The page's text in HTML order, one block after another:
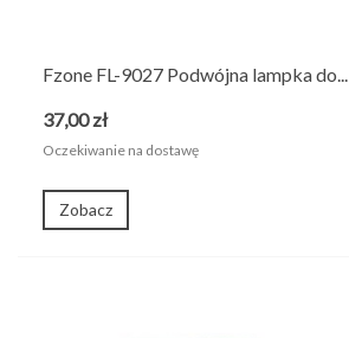
Fzone FL-9027 Podwójna lampka do...
37,00 zł
Oczekiwanie na dostawę
Zobacz